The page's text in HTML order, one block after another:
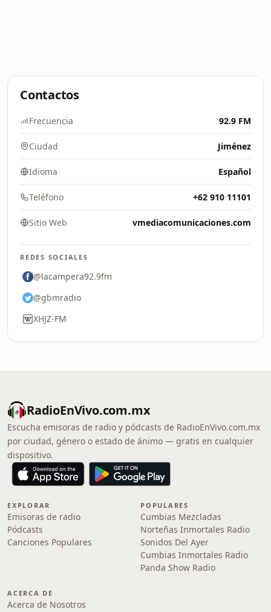
Contactos
Frecuencia 92.9 FM
Ciudad Jiménez
Idioma Español
Teléfono +62 910 11101
Sitio Web vmediacomunicaciones.com
REDES SOCIALES
@lacampera92.9fm
@gbmradio
XHJZ-FM
RadioEnVivo.com.mx
Escucha emisoras de radio y pódcasts de RadioEnVivo.com.mx
por ciudad, género o estado de ánimo — gratis en cualquier
dispositivo.
EXPLORAR
Emisoras de radio
Pódcasts
Canciones Populares
POPULARES
Cumbias Mezcladas
Norteñas Inmortales Radio
Sonidos Del Ayer
Cumbias Inmortales Radio
Panda Show Radio
ACERCA DE
Acerca de Nosotros